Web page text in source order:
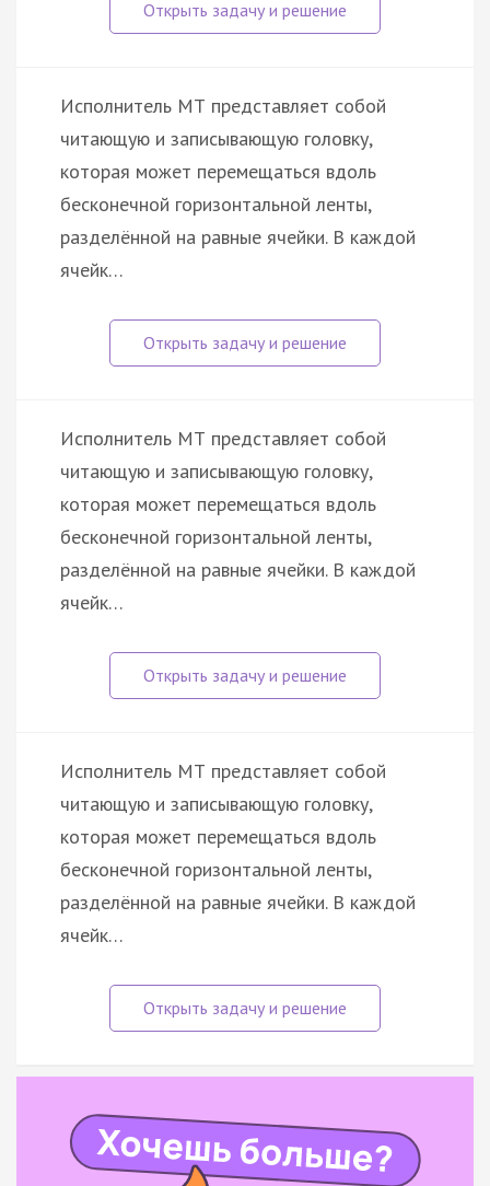
Исполнитель МТ представляет собой
читающую и записывающую головку,
которая может перемещаться вдоль
бесконечной горизонтальной ленты,
разделённой на равные ячейки. В каждой
ячейк…
Исполнитель МТ представляет собой
читающую и записывающую головку,
которая может перемещаться вдоль
бесконечной горизонтальной ленты,
разделённой на равные ячейки. В каждой
ячейк…
Исполнитель МТ представляет собой
читающую и записывающую головку,
которая может перемещаться вдоль
бесконечной горизонтальной ленты,
разделённой на равные ячейки. В каждой
ячейк…